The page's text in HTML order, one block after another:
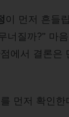
이 먼저 흔들
너질까?” 마
에서 결론은
먼저 확인한